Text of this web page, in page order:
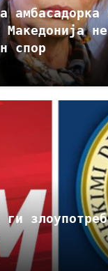
Македонија
спор